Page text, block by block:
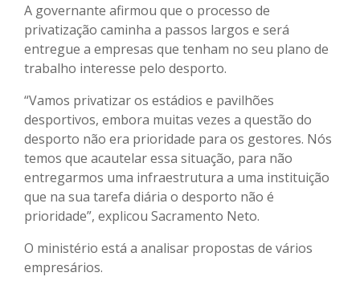
A governante afirmou que o processo de
privatização caminha a passos largos e será
entregue a empresas que tenham no seu plano de
trabalho interesse pelo desporto.
“Vamos privatizar os estádios e pavilhões
desportivos, embora muitas vezes a questão do
desporto não era prioridade para os gestores. Nós
temos que acautelar essa situação, para não
entregarmos uma infraestrutura a uma instituição
que na sua tarefa diária o desporto não é
prioridade”, explicou Sacramento Neto.
O ministério está a analisar propostas de vários
empresários.